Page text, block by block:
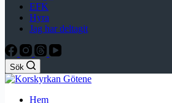
EFK
Hyra
Jag har deltagit
Sök
Hem